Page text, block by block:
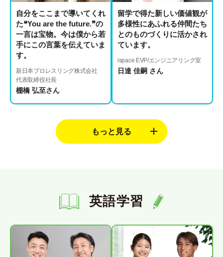
自分をここまで導いてくれ
た❝You are the future.❞の
一言は宝物。今は僕から若
手にこの言葉を伝えていま
す。
新日本プロレスリング株式会社
代表取締役社長
棚橋 弘至さん
留学で得た新しい価値観が
多様性にあふれる仲間たち
とのものづくりに活かされ
ています。
ispace EVP/エンジニアリング室
日達 佳嗣 さん
英語学習